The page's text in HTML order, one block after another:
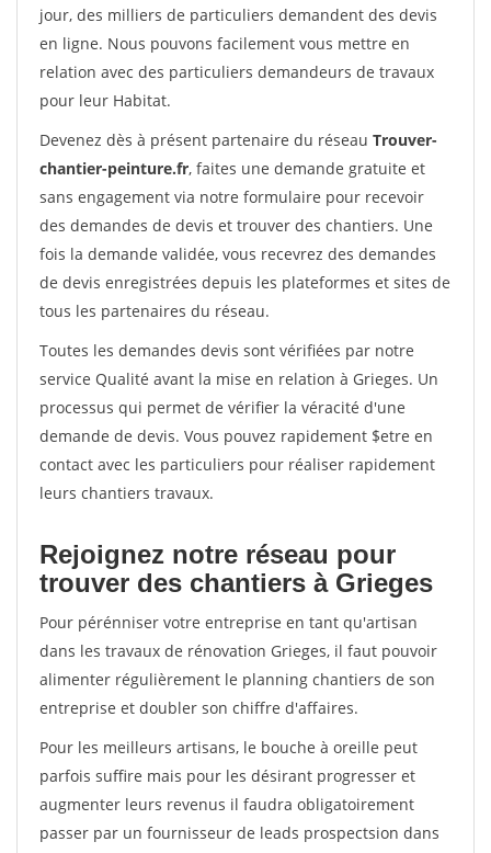
jour, des milliers de particuliers demandent des devis
en ligne. Nous pouvons facilement vous mettre en
relation avec des particuliers demandeurs de travaux
pour leur Habitat.
Devenez dès à présent partenaire du réseau Trouver-
chantier-peinture.fr, faites une demande gratuite et
sans engagement via notre formulaire pour recevoir
des demandes de devis et trouver des chantiers. Une
fois la demande validée, vous recevrez des demandes
de devis enregistrées depuis les plateformes et sites de
tous les partenaires du réseau.
Toutes les demandes devis sont vérifiées par notre
service Qualité avant la mise en relation à Grieges. Un
processus qui permet de vérifier la véracité d'une
demande de devis. Vous pouvez rapidement $etre en
contact avec les particuliers pour réaliser rapidement
leurs chantiers travaux.
Rejoignez notre réseau pour
trouver des chantiers à Grieges
Pour pérénniser votre entreprise en tant qu'artisan
dans les travaux de rénovation Grieges, il faut pouvoir
alimenter régulièrement le planning chantiers de son
entreprise et doubler son chiffre d'affaires.
Pour les meilleurs artisans, le bouche à oreille peut
parfois suffire mais pour les désirant progresser et
augmenter leurs revenus il faudra obligatoirement
passer par un fournisseur de leads prospectsion dans